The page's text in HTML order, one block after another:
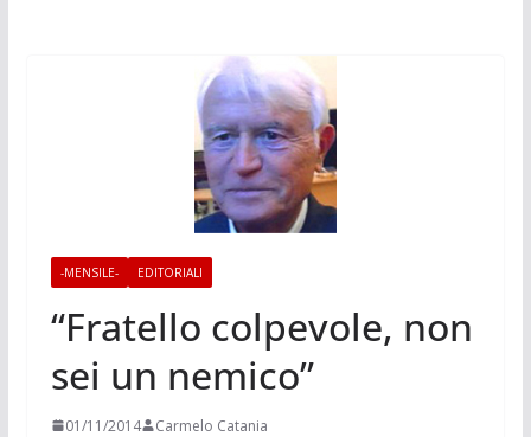
-MENSILE- EDITORIALI
“Fratello colpevole, non
sei un nemico”
01/11/2014 Carmelo Catania